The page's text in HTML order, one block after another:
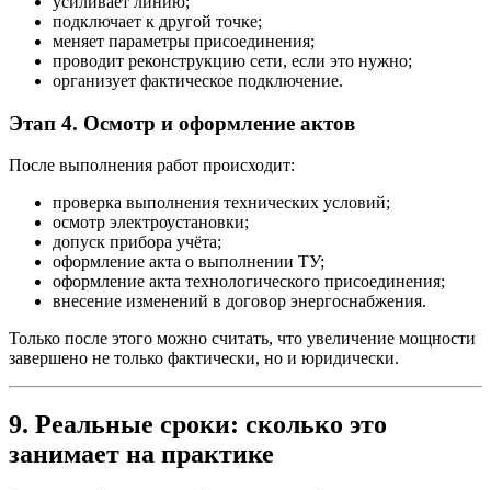
подключает к другой точке;
меняет параметры присоединения;
проводит реконструкцию сети, если это нужно;
организует фактическое подключение.
Этап 4. Осмотр и оформление актов
После выполнения работ происходит:
проверка выполнения технических условий;
осмотр электроустановки;
допуск прибора учёта;
оформление акта о выполнении ТУ;
оформление акта технологического присоединения;
внесение изменений в договор энергоснабжения.
Только после этого можно считать, что увеличение мощности
завершено не только фактически, но и юридически.
9. Реальные сроки: сколько это
занимает на практике